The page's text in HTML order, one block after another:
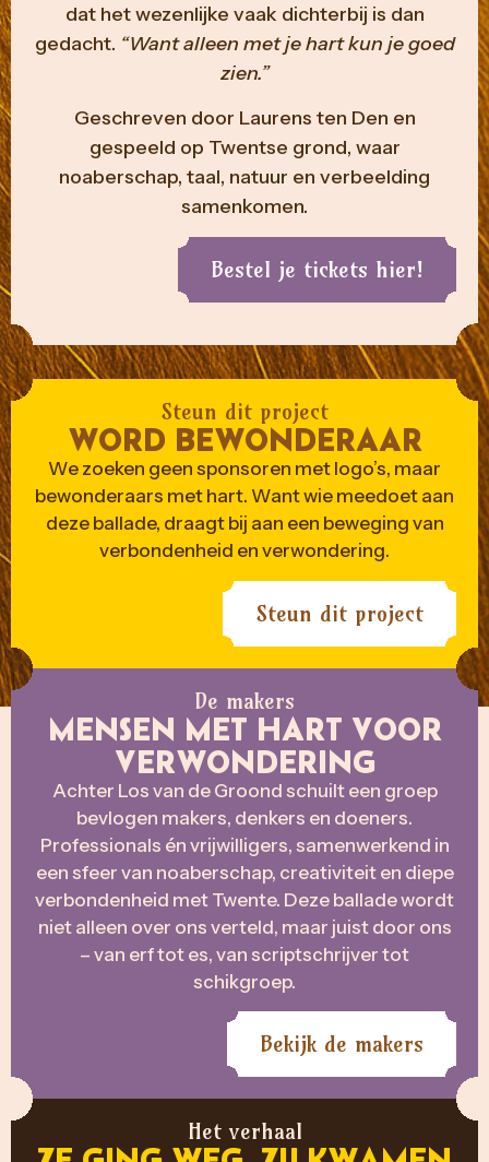
dat het wezenlijke vaak dichterbij is dan
gedacht. “Want alleen met je hart kun je goed
zien.”
Geschreven door Laurens ten Den en
gespeeld op Twentse grond, waar
noaberschap, taal, natuur en verbeelding
samenkomen.
Bestel je tickets hier!
Steun dit project
WORD BEWONDERAAR
We zoeken geen sponsoren met logo’s, maar
bewonderaars met hart. Want wie meedoet aan
deze ballade, draagt bij aan een beweging van
verbondenheid en verwondering.
Steun dit project
De makers
MENSEN MET HART VOOR
VERWONDERING
Achter Los van de Groond schuilt een groep
bevlogen makers, denkers en doeners.
Professionals én vrijwilligers, samenwerkend in
een sfeer van noaberschap, creativiteit en diepe
verbondenheid met Twente. Deze ballade wordt
niet alleen over ons verteld, maar juist door ons
– van erf tot es, van scriptschrijver tot
schikgroep.
Bekijk de makers
Het verhaal